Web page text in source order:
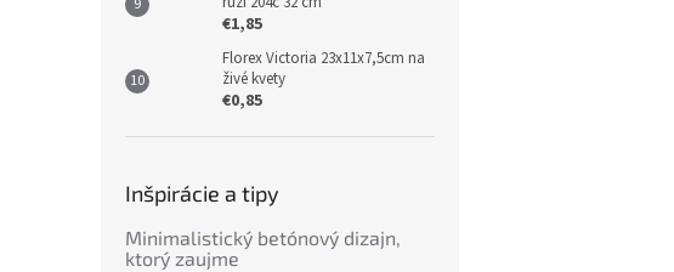
€1,85
Florex Victoria 23x11x7,5cm na
živé kvety
€0,85
Inšpirácie a tipy
Minimalistický betónový dizajn,
ktorý zaujme